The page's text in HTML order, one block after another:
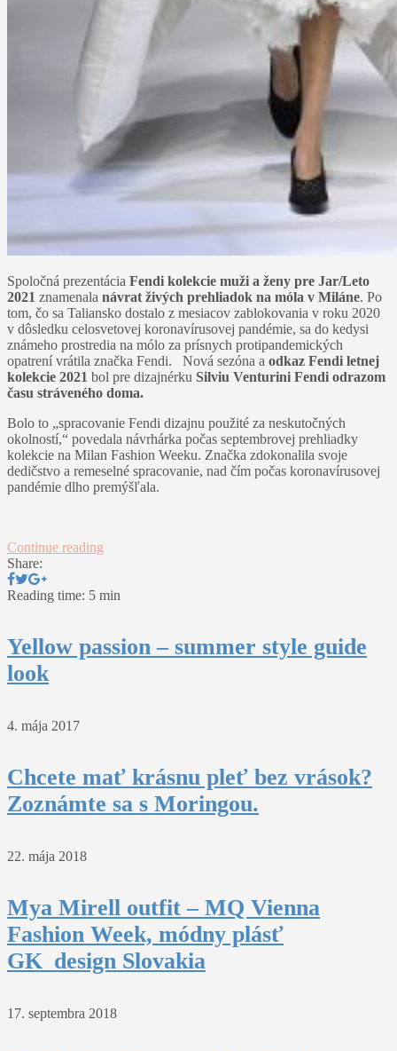
Spoločná prezentácia Fendi kolekcie muži a ženy pre Jar/Leto
2021 znamenala návrat živých prehliadok na móla v Miláne. Po
tom, čo sa Taliansko dostalo z mesiacov zablokovania v roku 2020
v dôsledku celosvetovej koronavírusovej pandémie, sa do kedysi
známeho prostredia na mólo za prísnych protipandemických
opatrení vrátila značka Fendi. Nová sezóna a odkaz Fendi letnej
kolekcie 2021 bol pre dizajnérku Silviu Venturini Fendi odrazom
času stráveného doma.
Bolo to „spracovanie Fendi dizajnu použité za neskutočných
okolností,“ povedala návrhárka počas septembrovej prehliadky
kolekcie na Milan Fashion Weeku. Značka zdokonalila svoje
dedičstvo a remeselné spracovanie, nad čím počas koronavírusovej
pandémie dlho premýšľala.
Continue reading
Share:
Reading time: 5 min
Yellow passion – summer style guide
look
4. mája 2017
Chcete mať krásnu pleť bez vrások?
Zoznámte sa s Moringou.
22. mája 2018
Mya Mirell outfit – MQ Vienna
Fashion Week, módny plásť
GK_design Slovakia
17. septembra 2018